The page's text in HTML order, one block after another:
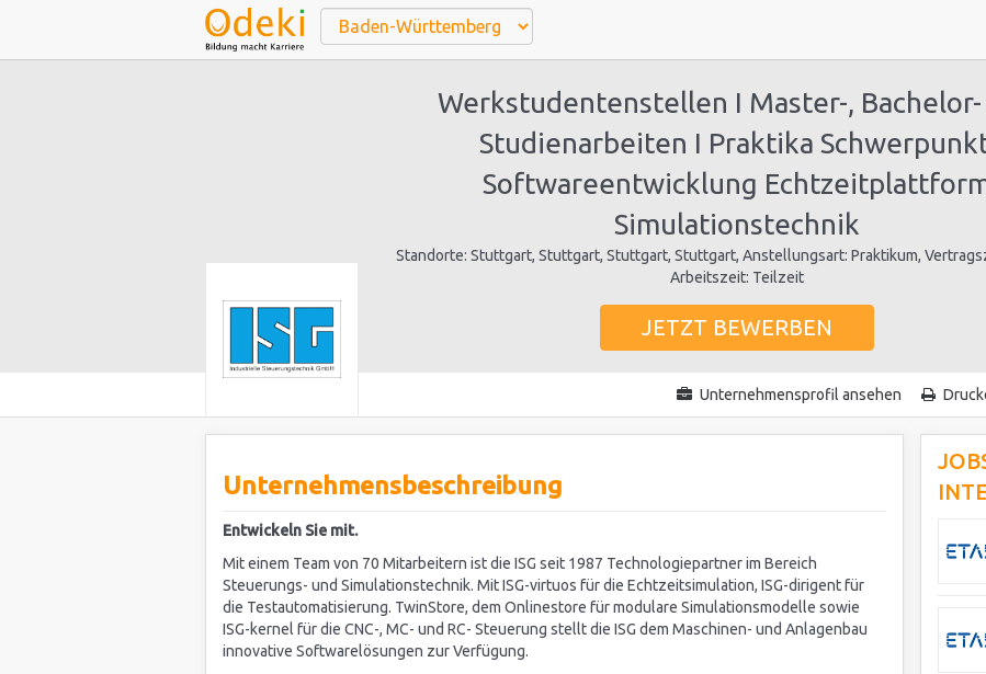
Werkstudentenstellen I Master-, Bachelor-
Studienarbeiten I Praktika
Softwareentwicklung
Simulationstechnik
Standorte: Stuttgart, Stuttgart, Stuttgart, Stuttgart, Anstellungsart: Praktikum,
Arbeitszeit: Teilzeit
JETZT BEWERBEN
Unternehmensprofil ansehen
Unternehmensbeschreibung
Entwickeln Sie mit.
Mit einem Team von 70 Mitarbeitern ist die ISG seit 1987 Technologiepartner im Bereich
Steuerungs- und Simulationstechnik. Mit ISG-virtuos für die Echtzeitsimulation, ISG-dirigent für
die Testautomatisierung. TwinStore, dem Onlinestore für modulare Simulationsmodelle sowie
ISG-kernel für die CNC-, MC- und RC- Steuerung stellt die ISG dem Maschinen- und Anlagenbau
innovative Softwarelösungen zur Verfügung.